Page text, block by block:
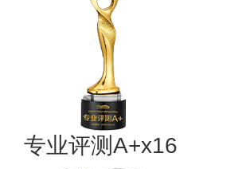
专业评测A+x16